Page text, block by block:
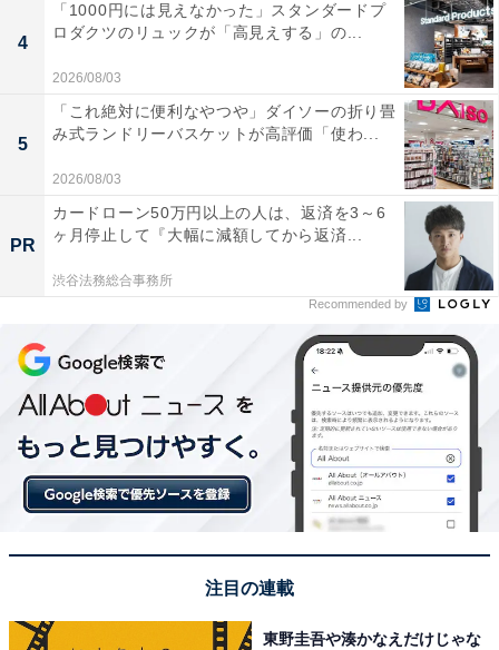
4
「1000円には見えなかった」スタンダードプ
ロダクツのリュックが「高見えする」の...
2026/08/03
5
「これ絶対に便利なやつや」ダイソーの折り畳
み式ランドリーバスケットが高評価「使わ...
2026/08/03
PR
カードローン50万円以上の人は、返済を3～6
ヶ月停止して『大幅に減額してから返済...
渋谷法務総合事務所
Recommended by
注目の連載
東野圭吾や湊かなえだけじゃな